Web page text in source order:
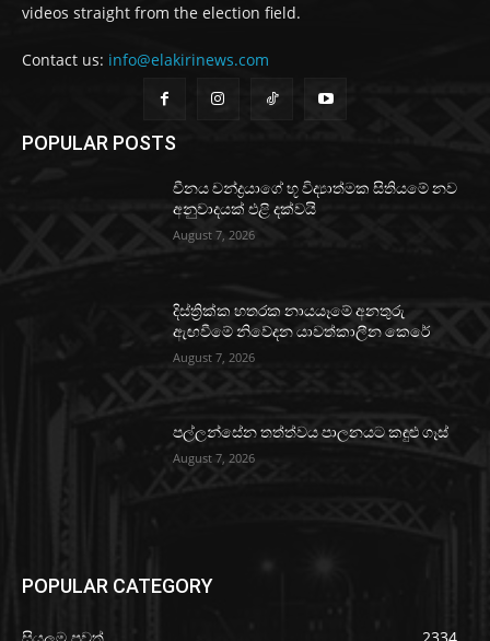
videos straight from the election field.
Contact us: info@elakirinews.com
POPULAR POSTS
චීනය චන්ද්‍රයාගේ භූ විද්‍යාත්මක සිතියමේ නව
අනුවාදයක් එළි දක්වයි
August 7, 2026
දිස්ත්‍රික්ක හතරක නායයෑමේ අනතුරු
ඇඟවීමේ නිවේදන යාවත්කාලීන කෙරේ
August 7, 2026
පල්ලන්සේන තත්ත්වය පාලනයට කඳුළු ගෑස්
August 7, 2026
POPULAR CATEGORY